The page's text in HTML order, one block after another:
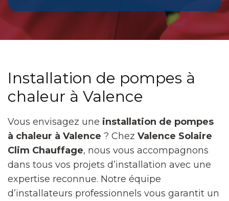
Installation de pompes à
chaleur à Valence
Vous envisagez une installation de pompes
à chaleur à Valence ? Chez Valence Solaire
Clim Chauffage, nous vous accompagnons
dans tous vos projets d’installation avec une
expertise reconnue. Notre équipe
d’installateurs professionnels vous garantit un